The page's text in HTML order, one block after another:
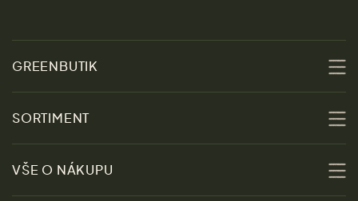
GREENBUTIK
Udržitelnost
SORTIMENT
Slevy
VŠE O NÁKUPU